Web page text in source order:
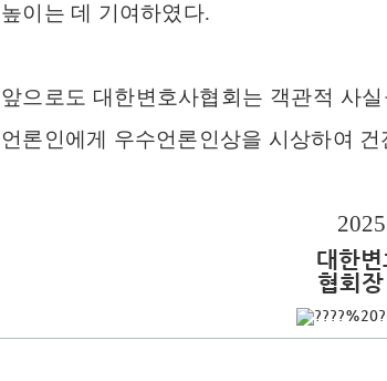
높이는 데 기여하였다.​
앞으로도 대한변호사협회는 객관적 사
언론인에게 우수언론인상을 시상하여
대한
협회